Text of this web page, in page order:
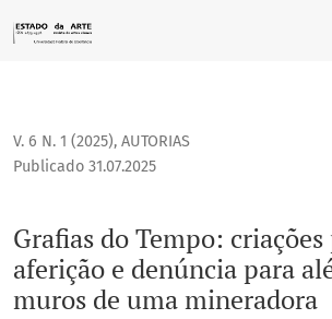
Grafias do Tempo: criações para
V. 6 N. 1 (2025), AUTORIAS
Grafias do Tempo: criações
aferição e denúncia para
muros de uma mineradora
Publicado 31.07.2025